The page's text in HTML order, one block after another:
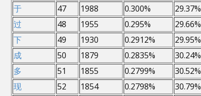
于
47 1988 0.300%
29.37%
过
48 1955 0.295%
29.66%
下
49 1930 0.2912%
29.95%
成
50 1879 0.2835%
30.24%
多
51 1855 0.2799%
30.52%
现
52 1854 0.2798%
30.79%